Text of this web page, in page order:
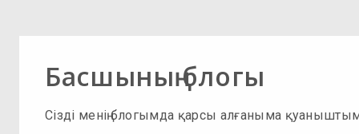
Басшының блогы
Сізді менің блогымда қарсы алғаныма